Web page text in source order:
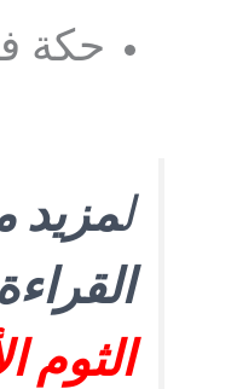
حكة
لمزيد
الثوم